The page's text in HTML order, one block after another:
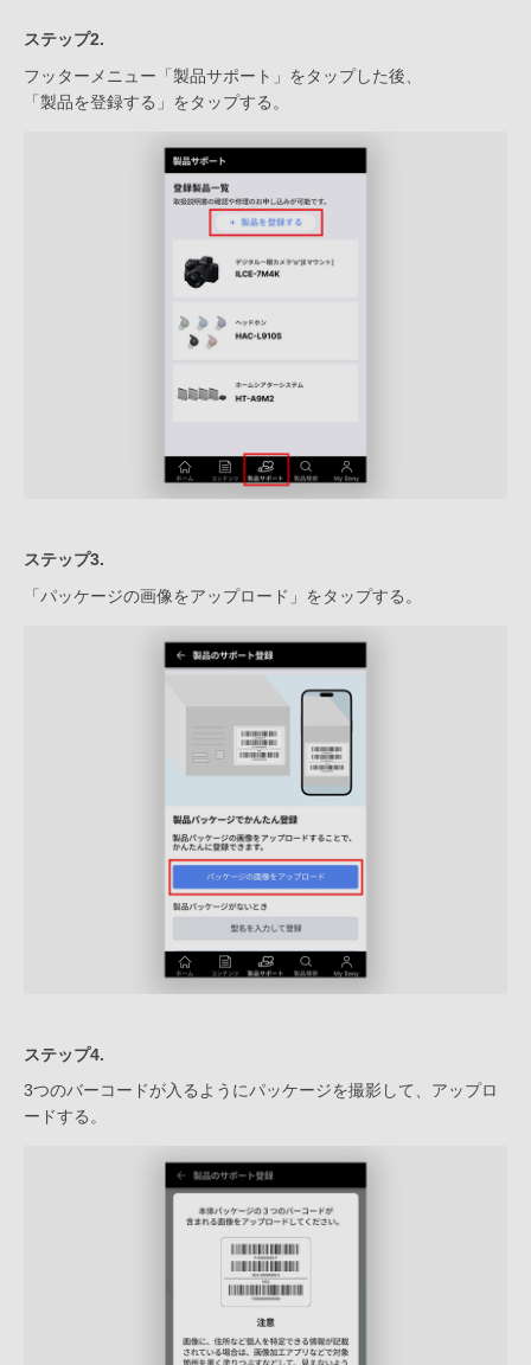
ステップ2.
フッターメニュー「製品サポート」をタップした後、
「製品を登録する」をタップする。
ステップ3.
「パッケージの画像をアップロード」をタップする。
ステップ4.
3つのバーコードが入るようにパッケージを撮影して、アップロ
ードする。